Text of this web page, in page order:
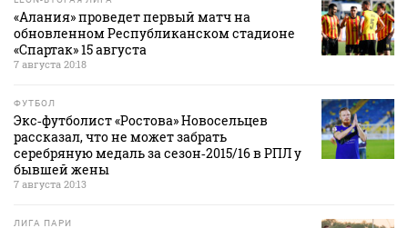
«Алания» проведет первый матч на
обновленном Республиканском стадионе
«Спартак» 15 августа
7 августа 20:18
ФУТБОЛ
Экс‑футболист «Ростова» Новосельцев
рассказал, что не может забрать
серебряную медаль за сезон‑2015/16 в РПЛ у
бывшей жены
7 августа 20:13
ЛИГА ПАРИ